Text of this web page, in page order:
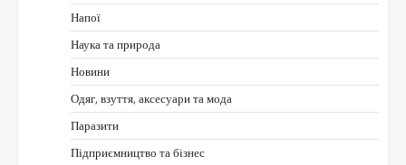
Напої
Наука та природа
Новини
Одяг, взуття, аксесуари та мода
Паразити
Підприємництво та бізнес